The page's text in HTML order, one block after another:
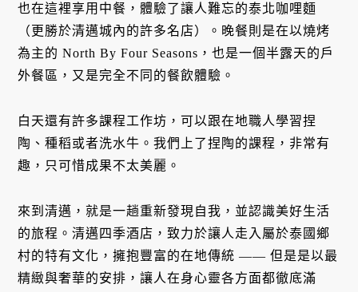
也在這裡享用中餐，體驗了讓人難忘的泰北咖哩麵
（更勝於清邁城內的許多名店）。晚餐則是在以燒烤
為主的 North By Four Seasons，也是一個半露天的戶
外餐區，又是完全不同的餐飲體驗。
白天還有許多課程工作坊，可以跟在地職人學習捏
陶、種稻或者洗水牛。我們上了捏陶的課程，非常有
趣，只可惜成果不太美麗。
來到清邁，就是一趟重新發現自我，並認識美好生活
的旅程。清邁四季酒店，致力於讓人走入屬於泰國鄉
村的特有文化，擁抱豐富的在地傳統 —— 但是是以最
精緻與奢華的安排，讓人在身心靈各方面都徹底滿